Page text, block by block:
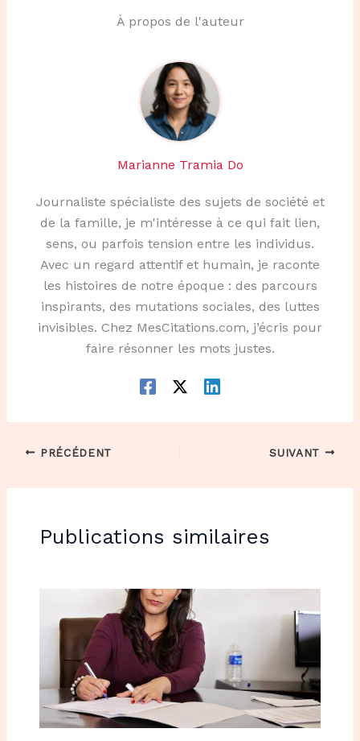
À propos de l'auteur
Marianne Tramia Do
Journaliste spécialiste des sujets de société et
de la famille, je m'intéresse à ce qui fait lien,
sens, ou parfois tension entre les individus.
Avec un regard attentif et humain, je raconte
les histoires de notre époque : des parcours
inspirants, des mutations sociales, des luttes
invisibles. Chez MesCitations.com, j’écris pour
faire résonner les mots justes.
PRÉCÉDENT SUIVANT
Publications similaires